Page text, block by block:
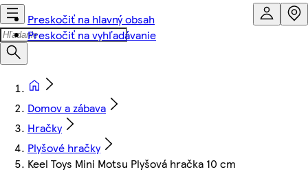
Preskočiť na hlavný obsah
Preskočiť na vyhľadávanie
Domov a zábava
Hračky
Plyšové hračky
Keel Toys Mini Motsu Plyšová hračka 10 cm